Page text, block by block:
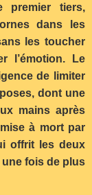
premier tiers,
dans les
les toucher
l’émotion. Le
de limiter
dont une
mains après
à mort par
offrit les deux
fois de plus